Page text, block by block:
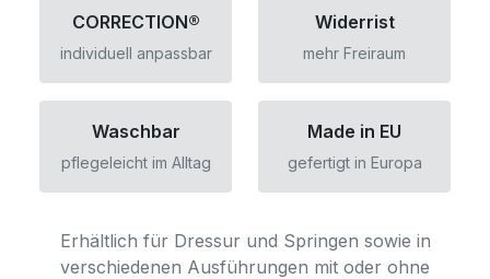
CORRECTION®
individuell anpassbar
Widerrist
mehr Freiraum
Waschbar
pflegeleicht im Alltag
Made in EU
gefertigt in Europa
Erhältlich für Dressur und Springen sowie in
verschiedenen Ausführungen mit oder ohne